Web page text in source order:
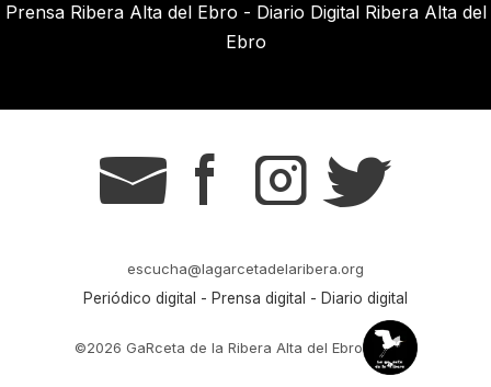
Prensa Ribera Alta del Ebro - Diario Digital Ribera Alta del
Ebro
g s t r
escucha@lagarcetadelaribera.org
Periódico digital - Prensa digital - Diario digital
©2026 GaRceta de la Ribera Alta del Ebro